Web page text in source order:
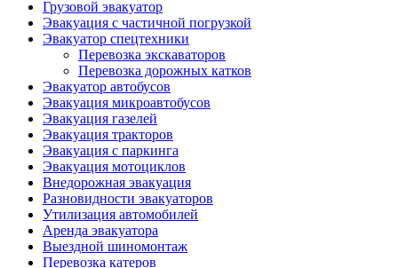
Грузовой эвакуатор
Эвакуация с частичной погрузкой
Эвакуатор спецтехники
Перевозка экскаваторов
Перевозка дорожных катков
Эвакуатор автобусов
Эвакуация микроавтобусов
Эвакуация газелей
Эвакуация тракторов
Эвакуация с паркинга
Эвакуация мотоциклов
Внедорожная эвакуация
Разновидности эвакуаторов
Утилизация автомобилей
Аренда эвакуатора
Выездной шиномонтаж
Перевозка катеров